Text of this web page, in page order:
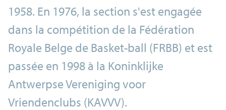
1958. En 1976, la section s'est engagée
dans la compétition de la Fédération
Royale Belge de Basket-ball (FRBB) et est
passée en 1998 à la Koninklijke
Antwerpse Vereniging voor
Vriendenclubs (KAVVV).